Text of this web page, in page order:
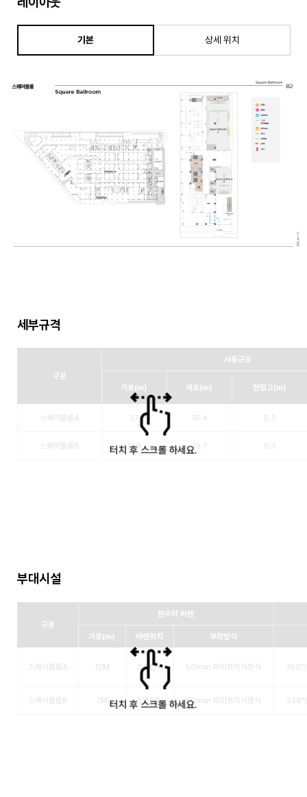
기본 상세 위치
세부규격
구분
사용규모
가로(m) 세로(m) 천정고(m)
스퀘어볼룸A 37 16.4 5.3
스퀘어볼룸B 11.9 19.7 5.3
부대시설
구분
현수막 바텐
가로(m) 바텐위치 부착방식
스퀘어볼룸A 12M 스크린뒤 50mm 파이프자석방식
스퀘어볼룸B 7M 스크린뒤 50mm 파이프자석방식